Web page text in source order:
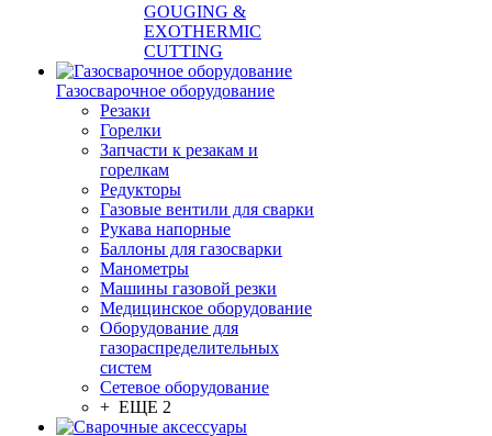
GOUGING &
EXOTHERMIC
CUTTING
Газосварочное оборудование
Резаки
Горелки
Запчасти к резакам и
горелкам
Редукторы
Газовые вентили для сварки
Рукава напорные
Баллоны для газосварки
Манометры
Машины газовой резки
Медицинское оборудование
Оборудование для
газораспределительных
систем
Сетевое оборудование
+ ЕЩЕ 2